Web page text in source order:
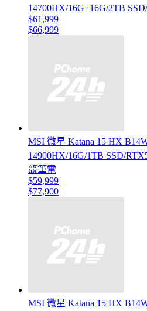
14700HX/16G+16G/2TB
$61,999
$66,999
MSI 微星 Katana 15 HX
14900HX/16G/1TB SSD/
競筆電
$59,999
$77,900
MSI 微星 Katana 15 HX